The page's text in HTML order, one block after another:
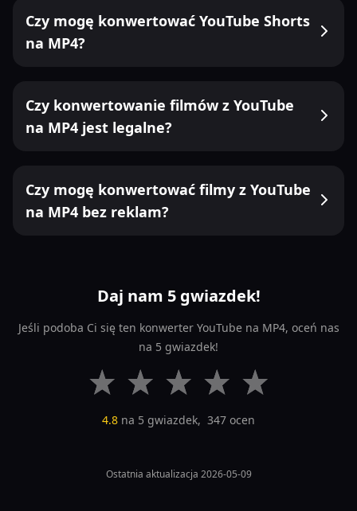
Czy mogę konwertować YouTube Shorts
na MP4?
Czy konwertowanie filmów z YouTube
na MP4 jest legalne?
Czy mogę konwertować filmy z YouTube
na MP4 bez reklam?
Daj nam 5 gwiazdek!
Jeśli podoba Ci się ten konwerter YouTube na MP4, oceń nas
na 5 gwiazdek!
4.8 na 5 gwiazdek, 347 ocen
Ostatnia aktualizacja 2026-05-09